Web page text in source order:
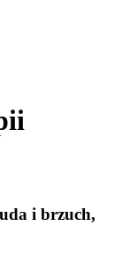
i brzuch,